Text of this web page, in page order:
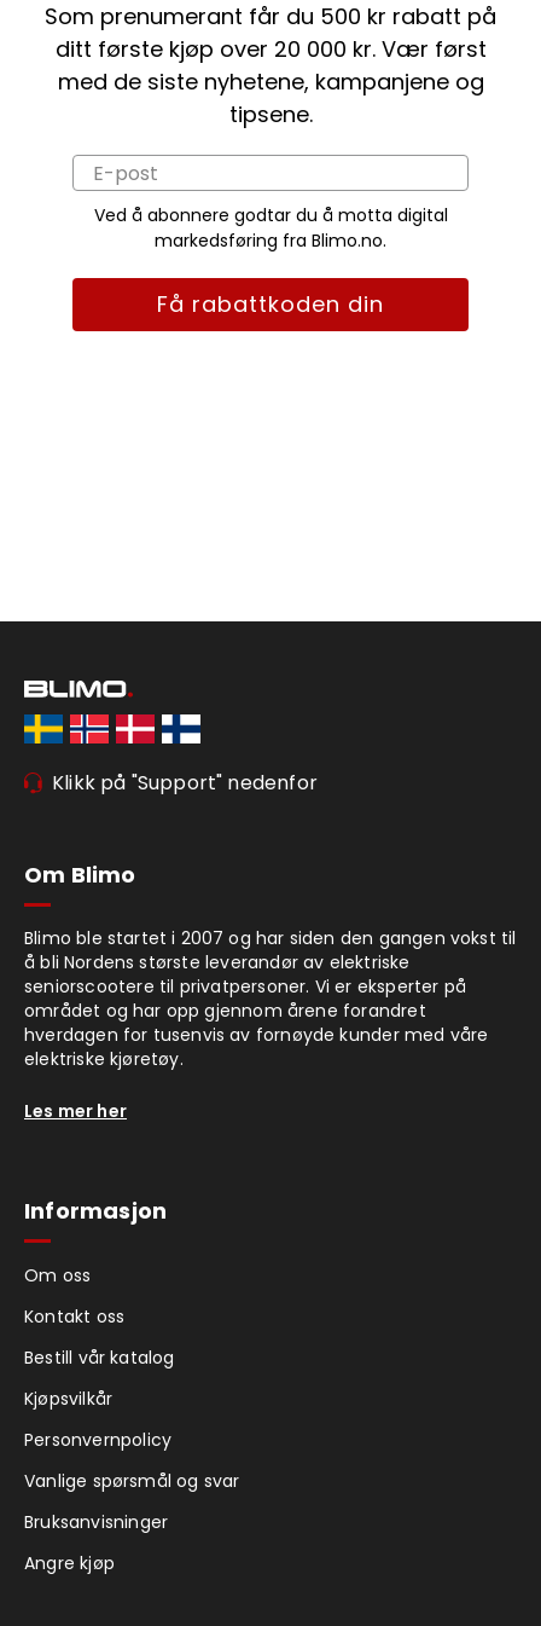
Som prenumerant får du 500 kr rabatt på
ditt første kjøp over 20 000 kr. Vær først
med de siste nyhetene, kampanjene og
tipsene.
Ved å abonnere godtar du å motta digital
markedsføring fra Blimo.no.
Få rabattkoden din
Klikk på "Support" nedenfor
Om Blimo
Blimo ble startet i 2007 og har siden den gangen vokst til
å bli Nordens største leverandør av elektriske
seniorscootere til privatpersoner. Vi er eksperter på
området og har opp gjennom årene forandret
hverdagen for tusenvis av fornøyde kunder med våre
elektriske kjøretøy.
Les mer her
Informasjon
Om oss
Kontakt oss
Bestill vår katalog
Kjøpsvilkår
Personvernpolicy
Vanlige spørsmål og svar
Bruksanvisninger
Angre kjøp